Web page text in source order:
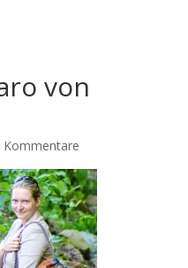
von
Kommentare